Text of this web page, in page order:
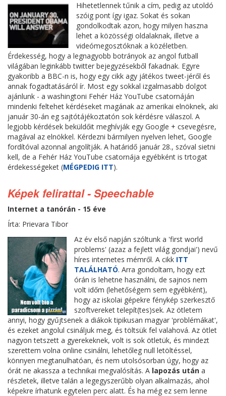
Hihetetlennek tűnik a cím, pedig az utoldó
szóig pont így igaz. Sokat és sokan
gondolkodtak azon, hogy milyen haszna
lehet a közösségi oldalaknak, illetve a
videómegosztóknak a közéletben.
Érdekesség, hogy a legnagyobb botrányok az angol futball
világában leginkább twitter bejegyzésekből fakadnak. Egyre
gyakoribb a BBC-n is, hogy egy cikk agy játékos tweet-jéről és
annak fogadtatásáról ír. Most egy sokkal izgalmasabb dolgot
ajánlunk - a washingtoni Fehér Ház YouTube csatornáján
mindenki feltehet kérdéseket magának az amerikai elnöknek, aki
január 30-án eg sajtótájékoztatón sok kérdésre válaszol. A
legjobb kérdések beküldőit meghívják egy Google + csevegésre,
magával az elnökkel. Kérdezni bármilyen nyelven lehet, Google
fordítóval azonnal angolítják. A határidő január 28., szóval sietni
kell, de a Fehér Ház YouTube csatornája egyébként is trtogat
érdekességeket (MÉGPEDIG ITT).
Képek felirattal - Speechable
Internet a tanórán - 15 éve
Írta: Prievara Tibor
Az év első napján szóltunk a 'first world
problems' (azaz a fejlett világ gondjai') nevű
híres internetes mémről. A cikk ITT
TALÁLHATÓ. Arra gondoltam, hogy ezt
órán is lehetne használni, de sajnos nem
volt időm (lehetőségem sem egyébként),
hogy az iskolai gépekre fénykép szerkesztő
szoftvereket telepít(tes)sek. Az ötletem
annyi, hogy gyűjtsenek a diákok tipikusan magyar 'problémákat',
és ezeket angolul csináljuk meg, és töltsük fel valahová. Az ötlet
nagyon tetszett a gyerekeknek, volt is sok ötletük, és mindezt
szerettem volna online csinálni, lehetőleg null letöltéssel,
könnyen megtanulhatóan, és nem utolsósorban úgy, hogy az
órát ne akassza a technikai megvalósítás. A lapozás után a
részletek, illetve talán a legegyszerűbb olyan alkalmazás, ahol
képekre írhatunk egytelen perc alatt. És ha még ez sem lenne